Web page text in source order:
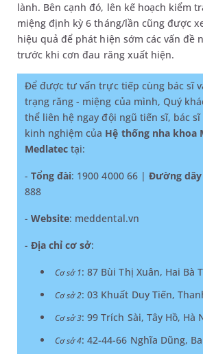
lành. Bên cạnh đó, lên kế hoạch kiểm
miệng định kỳ 6 tháng/lần cũng được
hiệu quả để phát hiện sớm các vấn đề
trước khi cơn đau răng xuất hiện.
Để được tư vấn trực tiếp cùng bác sĩ
trạng răng - miệng của mình, Quý
thể liên hệ ngay đội ngũ tiến sĩ, bác
kinh nghiệm của Hệ thống nha khoa
Medlatec tại:
-Tổng đài: 1900 4000 66 | Đường
888
-Website: meddental.vn
-Địa chỉ cơ sở:
Cơ sở 1: 87 Bùi Thị Xuân, Hai Bà
Cơ sở 2: 03 Khuất Duy Tiến,
Cơ sở 3: 99 Trích Sài, Tây Hồ, Hà
Cơ sở 4: 42-44-66 Nghĩa Dũng,